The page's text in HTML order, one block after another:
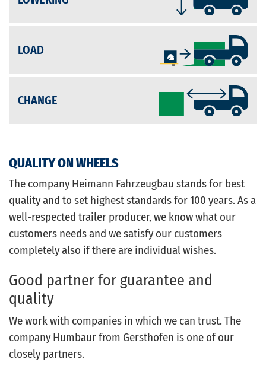
LOAD
CHANGE
QUALITY ON WHEELS
The company Heimann Fahrzeugbau stands for best
quality and to set highest standards for 100 years. As a
well-respected trailer producer, we know what our
customers needs and we satisfy our customers
completely also if there are individual wishes.
Good partner for guarantee and
quality
We work with companies in which we can trust. The
company Humbaur from Gersthofen is one of our
closely partners.